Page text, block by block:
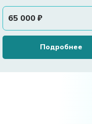
65 000₽
Подробнее